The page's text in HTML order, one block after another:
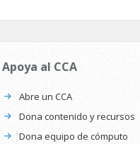
Apoya al CCA
Abre un CCA
Dona contenido y recursos
Dona equipo de cómputo